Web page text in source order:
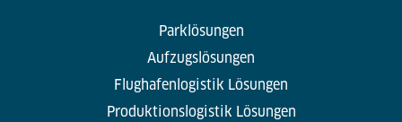
Parklösungen
Aufzugslösungen
Flughafenlogistik Lösungen
Produktionslogistik Lösungen